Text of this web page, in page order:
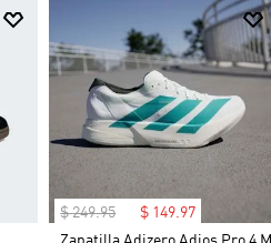
$ 249.95 $ 149.97